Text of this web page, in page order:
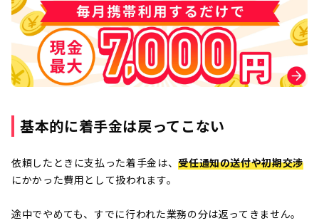
基本的に着手金は戻ってこない
依頼したときに支払った着手金は、受任通知の送付や初期交渉
にかかった費用として扱われます。
途中でやめても、すでに行われた業務の分は返ってきません。